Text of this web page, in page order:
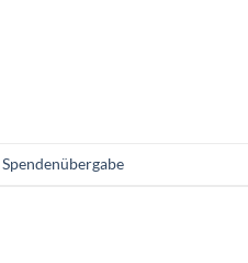
Spendenübergabe